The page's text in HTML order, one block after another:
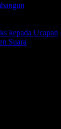
kepada Ucapan
Suara